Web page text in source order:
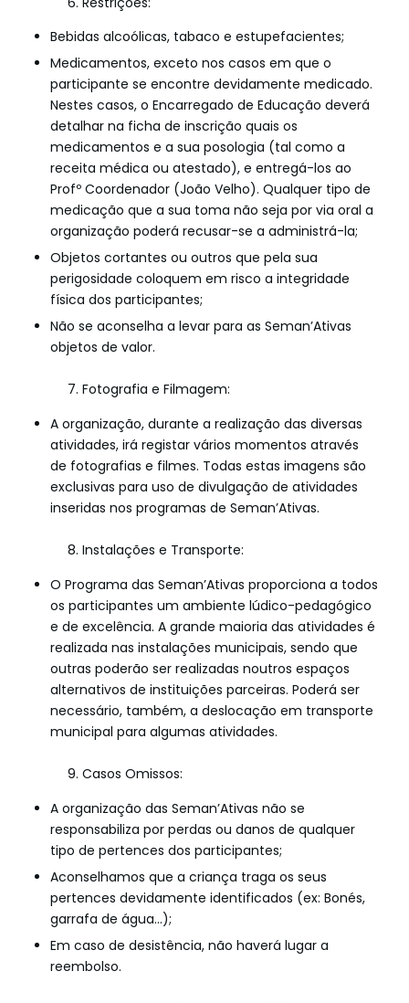
Bebidas alcoólicas, tabaco e estupefacientes;
Medicamentos, exceto nos casos em que o
participante se encontre devidamente medicado.
Nestes casos, o Encarregado de Educação deverá
detalhar na ficha de inscrição quais os
medicamentos e a sua posologia (tal como a
receita médica ou atestado), e entregá-los ao
Profº Coordenador (João Velho). Qualquer tipo de
medicação que a sua toma não seja por via oral a
organização poderá recusar-se a administrá-la;
Objetos cortantes ou outros que pela sua
perigosidade coloquem em risco a integridade
física dos participantes;
Não se aconselha a levar para as Seman’Ativas
objetos de valor.
7. Fotografia e Filmagem:
A organização, durante a realização das diversas
atividades, irá registar vários momentos através
de fotografias e filmes. Todas estas imagens são
exclusivas para uso de divulgação de atividades
inseridas nos programas de Seman’Ativas.
8. Instalações e Transporte:
O Programa das Seman’Ativas proporciona a todos
os participantes um ambiente lúdico-pedagógico
e de excelência. A grande maioria das atividades é
realizada nas instalações municipais, sendo que
outras poderão ser realizadas noutros espaços
alternativos de instituições parceiras. Poderá ser
necessário, também, a deslocação em transporte
municipal para algumas atividades.
9. Casos Omissos:
A organização das Seman’Ativas não se
responsabiliza por perdas ou danos de qualquer
tipo de pertences dos participantes;
Aconselhamos que a criança traga os seus
pertences devidamente identificados (ex: Bonés,
garrafa de água…);
Em caso de desistência, não haverá lugar a
reembolso.